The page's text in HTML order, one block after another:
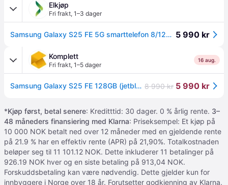
Elkjøp
Fri frakt, 1–3 dager
Samsung Galaxy S25 FE 5G smarttelefon 8/128GB (Jet black) 5 990 kr
Komplett
Fri frakt, 1–5 dager
16 aug.
Samsung Galaxy S25 FE 128GB (jetblack) 8 990 kr 5 990 kr
*Kjøp først, betal senere: Kreditttid: 30 dager. 0 % årlig rente. 3–
48 måneders finansiering med Klarna: Priseksempel: Et kjøp på
10 000 NOK betalt ned over 12 måneder med en gjeldende rente
på 21.9 % har en effektiv rente (APR) på 21,90%. Totalkostnaden
beløper seg til 11 101.12 NOK. Dette inkluderer 11 betalinger på
926.19 NOK hver og en siste betaling på 913,04 NOK.
Forskuddsbetaling kan være nødvendig. Dette gjelder kun for
innbyggere i Norge over 18 år. Forutsetter godkjenning av Klarna.